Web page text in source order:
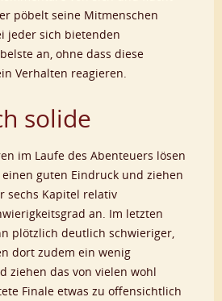
pöbelt seine Mitmenschen
jeder sich bietenden
an, ohne dass diese
Verhalten reagieren.
solide
im Laufe des Abenteuers lösen
guten Eindruck und ziehen
sechs Kapitel relativ
an. Im letzten
plötzlich deutlich schwieriger,
dort zudem ein wenig
ziehen das von vielen wohl
Finale etwas zu offensichtlich